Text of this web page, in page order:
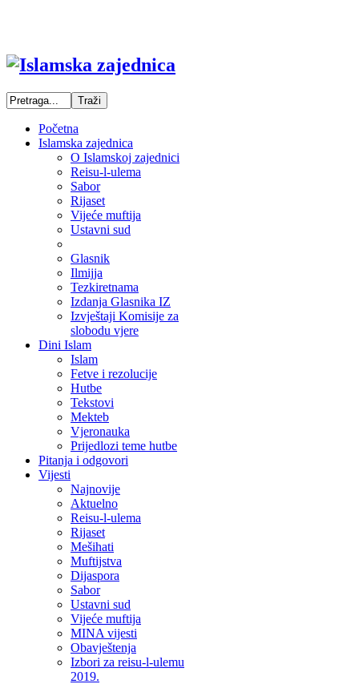
Početna
Islamska zajednica
O Islamskoj zajednici
Reisu-l-ulema
Sabor
Rijaset
Vijeće muftija
Ustavni sud
Glasnik
Ilmijja
Tezkiretnama
Izdanja Glasnika IZ
Izvještaji Komisije za
slobodu vjere
Dini Islam
Islam
Fetve i rezolucije
Hutbe
Tekstovi
Mekteb
Vjeronauka
Prijedlozi teme hutbe
Pitanja i odgovori
Vijesti
Najnovije
Aktuelno
Reisu-l-ulema
Rijaset
Mešihati
Muftijstva
Dijaspora
Sabor
Ustavni sud
Vijeće muftija
MINA vijesti
Obavještenja
Izbori za reisu-l-ulemu
2019.